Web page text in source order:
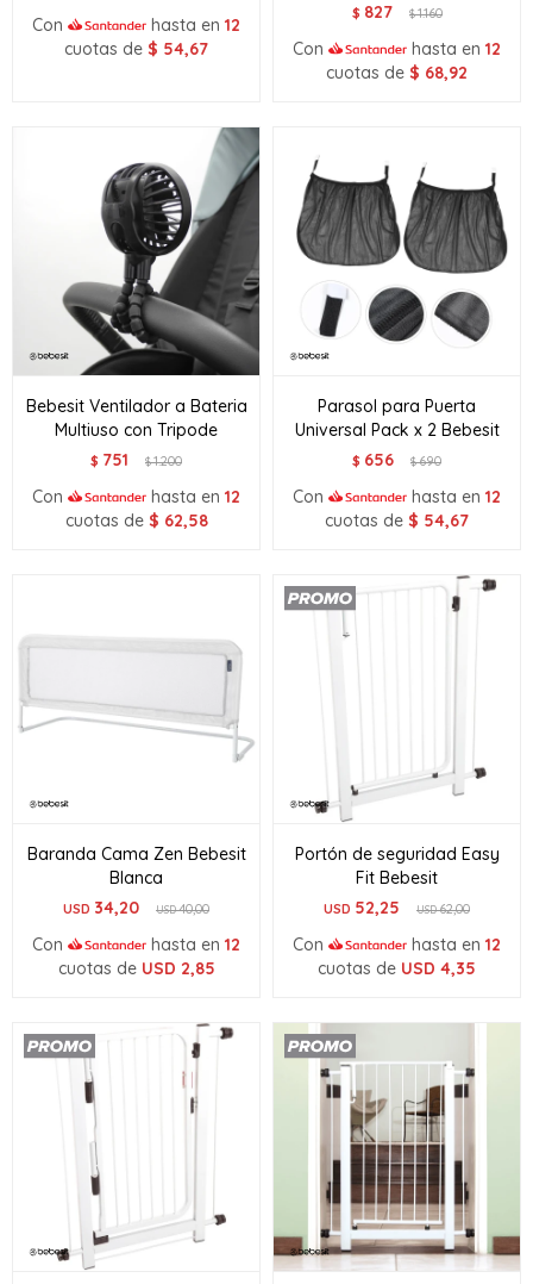
Con hasta en 12
cuotas de $ 54,67
$ 827 $1.160
Con hasta en 12
cuotas de $ 68,92
Bebesit Ventilador a Bateria
Multiuso con Tripode
$ 751 $1.200
Con hasta en 12
cuotas de $ 62,58
Parasol para Puerta
Universal Pack x 2 Bebesit
$ 656 $690
Con hasta en 12
cuotas de $ 54,67
Baranda Cama Zen Bebesit
Blanca
USD 34,20 USD40,00
Con hasta en 12
cuotas de USD 2,85
Portón de seguridad Easy
Fit Bebesit
USD 52,25 USD62,00
Con hasta en 12
cuotas de USD 4,35